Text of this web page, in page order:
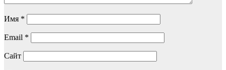
Имя *
Email *
Сайт